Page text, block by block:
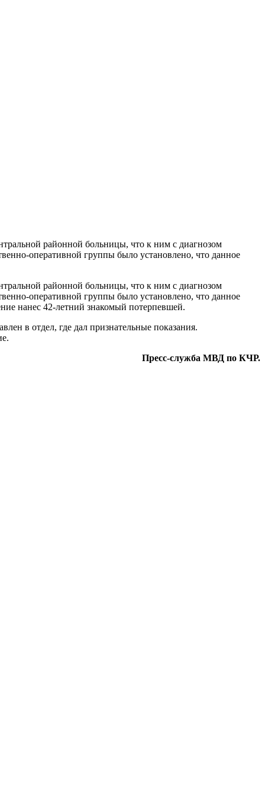
районной больницы, что к ним с диагнозом
оперативной группы было установлено, что данное
районной больницы, что к ним с диагнозом
оперативной группы было установлено, что данное
нанес 42-летний знакомый потерпевшей.
в отдел, где дал признательные показания.
Пресс-служба МВД по КЧР.